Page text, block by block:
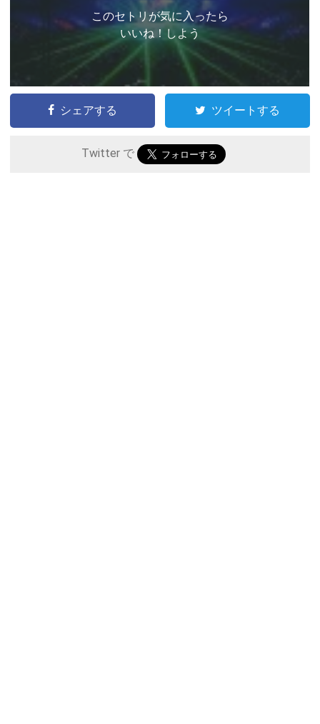
このセトリが気に入ったら
いいね！しよう
シェアする ツイートする
Twitter で